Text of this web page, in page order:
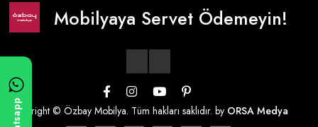
Mobilyaya Servet Ödemeyin!
Copyright © Özbay Mobilya. Tüm hakları saklıdır. by ORSA Medya